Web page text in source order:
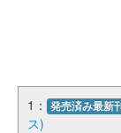
1： 発売済み最新
ス)